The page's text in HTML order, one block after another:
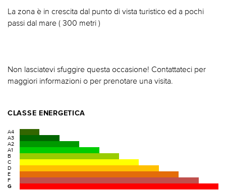
La zona è in crescita dal punto di vista turistico ed a pochi
passi dal mare ( 300 metri )
Non lasciatevi sfuggire questa occasione! Contattateci per
maggiori informazioni o per prenotare una visita.
CLASSE ENERGETICA
A4
A3
A2
A1
B
C
D
E
F
G